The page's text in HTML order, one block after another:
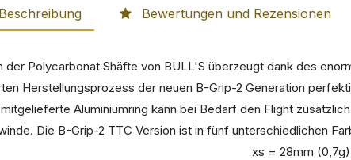
Beschreibung Bewertungen und Rezensionen
der Polycarbonat Shäfte von BULL'S überzeugt dank des
Herstellungsprozess der neuen B-Grip-2 Generation
Aluminiumring kann bei Bedarf den Flight
Die B-Grip-2 TTC Version ist in fünf unterschiedlichen
xs = 28mm